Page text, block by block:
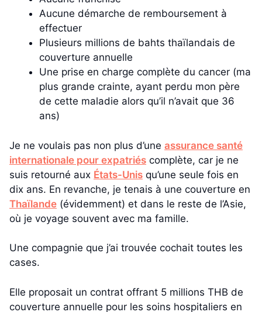
Aucune démarche de remboursement à
effectuer
Plusieurs millions de bahts thaïlandais de
couverture annuelle
Une prise en charge complète du cancer (ma
plus grande crainte, ayant perdu mon père
de cette maladie alors qu’il n’avait que 36
ans)
Je ne voulais pas non plus d’une assurance santé
internationale pour expatriés complète, car je ne
suis retourné aux États-Unis qu’une seule fois en
dix ans. En revanche, je tenais à une couverture en
Thaïlande (évidemment) et dans le reste de l’Asie,
où je voyage souvent avec ma famille.
Une compagnie que j’ai trouvée cochait toutes les
cases.
Elle proposait un contrat offrant 5 millions THB de
couverture annuelle pour les soins hospitaliers en